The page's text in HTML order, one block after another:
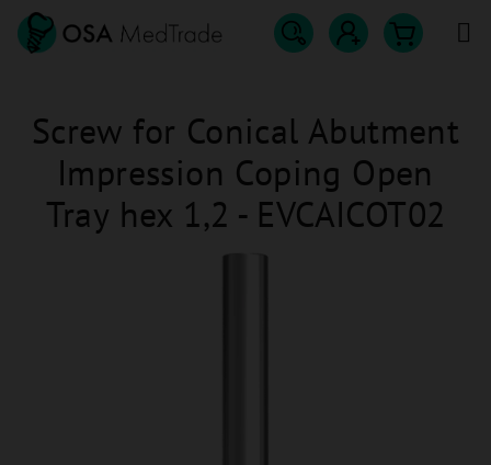
Přejít
obsah
Hledat
košík
Screw for Conical Abutment
Impression Coping Open
Tray hex 1,2 - EVCAICOT02